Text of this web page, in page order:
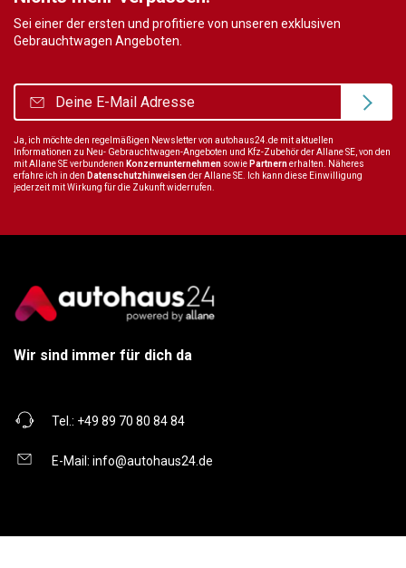
Sei einer der ersten und profitiere von unseren exklusiven
Gebrauchtwagen Angeboten.
Ja, ich möchte den regelmäßigen Newsletter von autohaus24.de mit aktuellen
Informationen zu Neu- Gebrauchtwagen-Angeboten und Kfz-Zubehör der Allane SE, von den
mit Allane SE verbundenen Konzernunternehmen sowie Partnernerhalten. Näheres
erfahre ich in den Datenschutzhinweisender Allane SE. Ich kann diese Einwilligung
jederzeit mit Wirkung für die Zukunft widerrufen.
Wir sind immer für dich da
Tel.: +49 89 70 80 84 84
E-Mail: info@autohaus24.de